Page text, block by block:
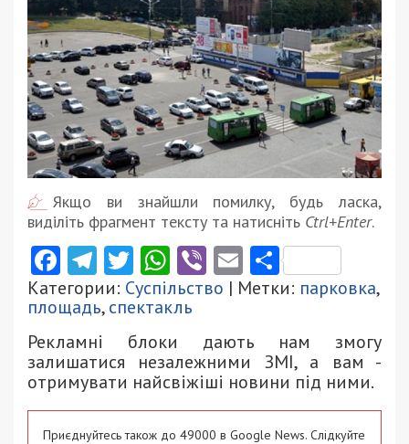
Якщо ви знайшли помилку, будь ласка,
виділіть фрагмент тексту та натисніть Ctrl+Enter.
Facebook
Telegram
Twitter
WhatsApp
ViberEmail
Категории: Суспільство | Метки: парковка,
площадь,спектакль
Рекламні блоки дають нам змогу
залишатися незалежними ЗМІ, а вам -
отримувати найсвіжіші новини під ними.
Приєднуйтесь також до 49000 в Google News. Слідкуйте